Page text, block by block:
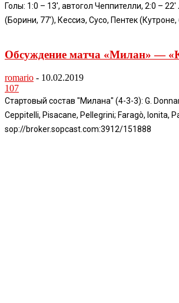
Голы: 1:0 – 13', автогол Чеппителли, 2:0 –
(Борини, 77'), Кессиэ, Сусо, Пентек
Обсуждение матча «Милан» —
romario - 10.02.2019
107
Стартовый состав "Милана" (4-3-3): G.
Ceppitelli, Pisacane, Pellegrini; Faragò,
sop://broker.sopcast.com:3912/151888